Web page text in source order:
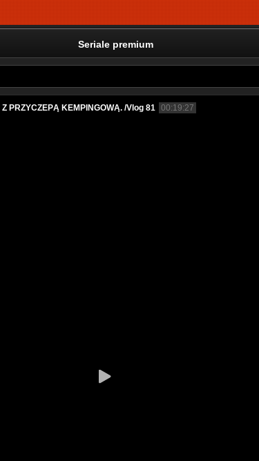
Seriale premium
PRZYCZEPĄ KEMPINGOWĄ. /Vlog 81 00:19:27